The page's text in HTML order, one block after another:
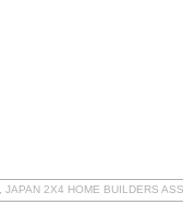
, JAPAN 2X4 HOME BUILDERS